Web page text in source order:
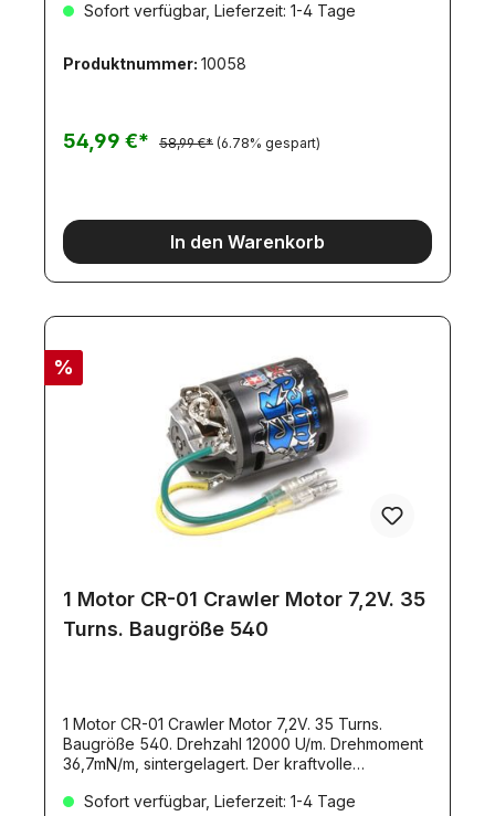
Empfohlener Motor für Tamiya-Trucks.
austauschbar.Eigenschaften:2-fach
39,2mNcmvollständig entstörtLeerlaufdrehzahl:
12.500U/min.
Sofort verfügbar, Lieferzeit: 1-4 Tage
Produktnummer: 10058
54,99 €* 58,99 €* (6.78% gespart)
In den Warenkorb
%
1 Motor CR-01 Crawler Motor 7,2V. 35
Turns. Baugröße 540
1 Motor CR-01 Crawler Motor 7,2V. 35 Turns.
Baugröße 540. Drehzahl 12000 U/m. Drehmoment
36,7mN/m, sintergelagert. Der kraftvolle
Modelle geeignet. Seine 35 Turns sorgen für ein
Sofort verfügbar, Lieferzeit: 1-4 Tage